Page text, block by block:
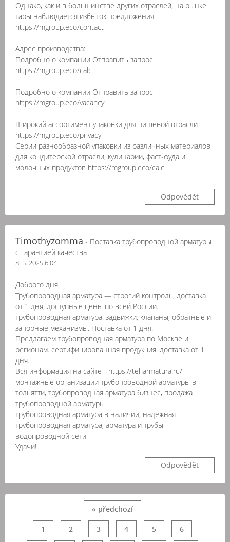
Однако, как и в большинстве других отраслей, на рынке
тары наблюдается избыток предложения
https://mgroup.eco/contact
Адрес производства:
Подробно о компании Отправить запрос
https://mgroup.eco/calc
Подробно о компании Отправить запрос
https://mgroup.eco/vacancy
Широкий ассортимент упаковки для пищевой отрасли
https://mgroup.eco/privacy
Серии разнообразной упаковки из различных материалов
для кондитерской отрасли, кулинарии, фаст-фуда и
молочных продуктов https://mgroup.eco/calc
Odpovědět
Timothyzomma - Поставка трубопроводной арматуры
с гарантией качества
8. 5. 2025 6:04
Доброго дня!
Трубопроводная арматура — строгий контроль, доставка
от 1 дня, доступные цены по всей России.
трубопроводная арматура: задвижки, клапаны, обратные и
запорные механизмы. Поставка от 1 дня.
Предлагаем трубопроводная арматура по Москве и
регионам. сертифицированная продукция. доставка от 1
дня.
Вся информация на сайте - https://teharmatura.ru/
монтажные организации трубопроводной арматуры в
тольятти, трубопроводная арматура бизнес, продажа
трубопроводной арматуры
трубопроводная арматура в наличии, надёжная
трубопроводная арматура, арматура и трубы
водопроводной сети
Удачи!
Odpovědět
« předchozí
1 2 3 4 5 6